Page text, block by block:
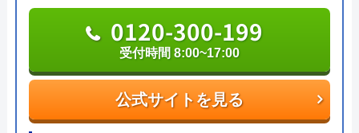
おすすめポイントとしてはこれまでの施工対応実績
は240万件以上と豊富な実績数があり、また最短5分
で業者を手配してくれて最短30分でスピード駆け付
けしてくれるところです。
また、取扱いメーカーに関しても幅広いため、水ま
公式サイトを見る
0120-300-199
受付時間 8:00~17:00